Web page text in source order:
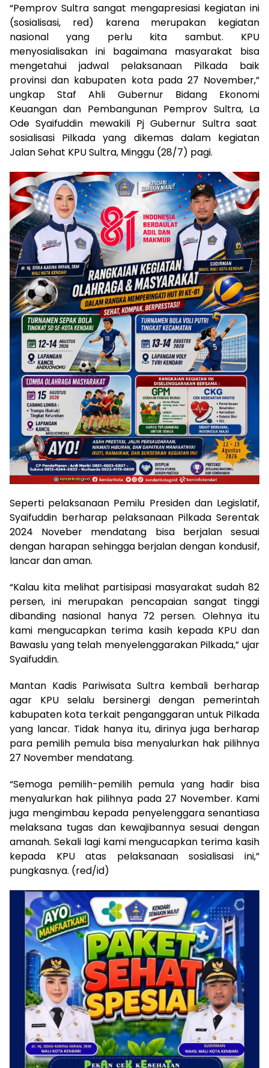
“Pemprov Sultra sangat mengapresiasi kegiatan ini
(sosialisasi, red) karena merupakan kegiatan
nasional yang perlu kita sambut. KPU
menyosialisakan ini bagaimana masyarakat bisa
mengetahui jadwal pelaksanaan Pilkada baik
provinsi dan kabupaten kota pada 27 November,”
ungkap Staf Ahli Gubernur Bidang Ekonomi
Keuangan dan Pembangunan Pemprov Sultra, La
Ode Syaifuddin mewakili Pj Gubernur Sultra saat
sosialisasi Pilkada yang dikemas dalam kegiatan
Jalan Sehat KPU Sultra, Minggu (28/7) pagi.
Seperti pelaksanaan Pemilu Presiden dan Legislatif,
Syaifuddin berharap pelaksanaan Pilkada Serentak
2024 Noveber mendatang bisa berjalan sesuai
dengan harapan sehingga berjalan dengan kondusif,
lancar dan aman.
“Kalau kita melihat partisipasi masyarakat sudah 82
persen, ini merupakan pencapaian sangat tinggi
dibanding nasional hanya 72 persen. Olehnya itu
kami mengucapkan terima kasih kepada KPU dan
Bawaslu yang telah menyelenggarakan Pilkada,” ujar
Syaifuddin.
Mantan Kadis Pariwisata Sultra kembali berharap
agar KPU selalu bersinergi dengan pemerintah
kabupaten kota terkait penganggaran untuk Pilkada
yang lancar. Tidak hanya itu, dirinya juga berharap
para pemilih pemula bisa menyalurkan hak pilihnya
27 November mendatang.
“Semoga pemilih-pemilih pemula yang hadir bisa
menyalurkan hak pilihnya pada 27 November. Kami
juga mengimbau kepada penyelenggara senantiasa
melaksana tugas dan kewajibannya sesuai dengan
amanah. Sekali lagi kami mengucapkan terima kasih
kepada KPU atas pelaksanaan sosialisasi ini,”
pungkasnya. (red/id)